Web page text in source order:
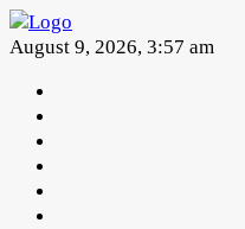
August 9, 2026, 3:57 am